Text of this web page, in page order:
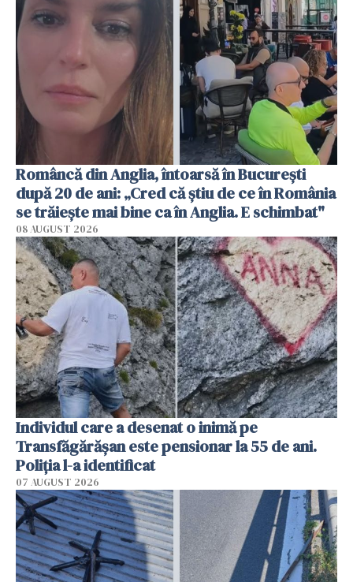
Româncă din Anglia, întoarsă în București
după 20 de ani: „Cred că știu de ce în România
se trăiește mai bine ca în Anglia. E schimbat"
08 AUGUST 2026
Individul care a desenat o inimă pe
Transfăgărășan este pensionar la 55 de ani.
Poliția l-a identificat
07 AUGUST 2026